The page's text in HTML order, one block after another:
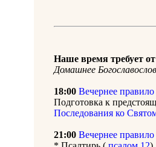
Наше время требует
Домашнее
18:00 Вечернее правило
Подготовка к
Последования ко
21:00 Вечернее правило